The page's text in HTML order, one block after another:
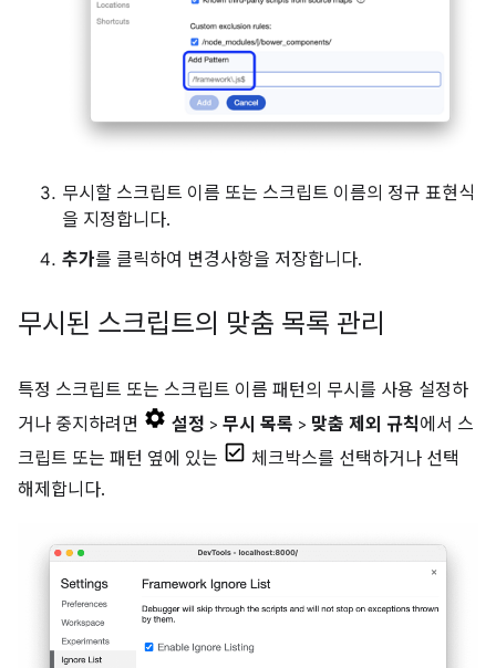
무시할 스크립트 이름 또는 스크립트 이름의 정규 표현식
을 지정합니다.
추가를 클릭하여 변경사항을 저장합니다.
무시된 스크립트의 맞춤 목록 관리
특정 스크립트 또는 스크립트 이름 패턴의 무시를 사용 설정하
거나 중지하려면
설정 > 무시 목록 > 맞춤 제외 규칙에서 스
크립트 또는 패턴 옆에 있는
체크박스를 선택하거나 선택
해제합니다.